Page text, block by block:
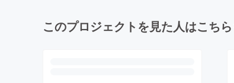
このプロジェクトを見た人はこち